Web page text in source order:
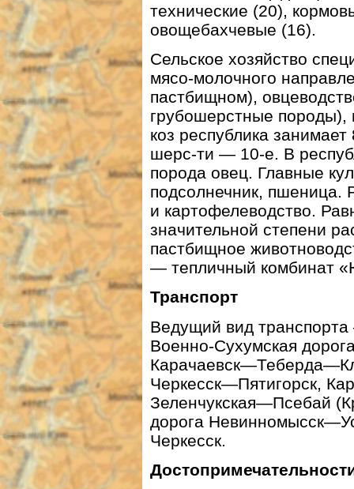
технические (20),
овощебахчевые (16).
Сельское хозяйство
мясо-молочного
пастбищном),
грубошерстные породы),
коз республика
шерс-ти — 10-е. В
порода овец. Главные
подсолнечник, пшеница.
и картофелеводство.
значительной степени
пастбищное
— тепличный комбинат
Транспорт
Ведущий вид
Военно-Сухумская
Черкесск—Пятигорск,
Зеленчукская—Псебай
дорога
Черкесск.